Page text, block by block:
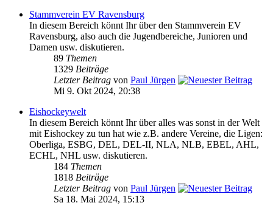
Stammverein EV Ravensburg
In diesem Bereich könnt Ihr über den Stammverein EV
Ravensburg, also auch die Jugendbereiche, Junioren und
Damen usw. diskutieren.
89 Themen
1329 Beiträge
Letzter Beitrag von Paul Jürgen
Mi 9. Okt 2024, 20:38
Eishockeywelt
In diesem Bereich könnt Ihr über alles was sonst in der Welt
mit Eishockey zu tun hat wie z.B. andere Vereine, die Ligen:
Oberliga, ESBG, DEL, DEL-II, NLA, NLB, EBEL, AHL,
ECHL, NHL usw. diskutieren.
184 Themen
1818 Beiträge
Letzter Beitrag von Paul Jürgen
Sa 18. Mai 2024, 15:13